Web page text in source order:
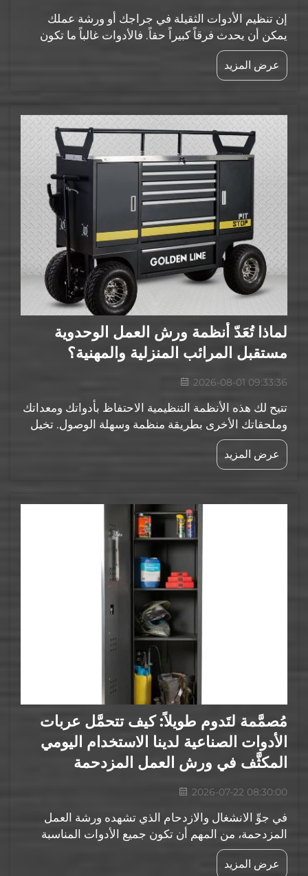
إن تنظيم الأدوات الثقيلة في جراجك أو ورشة عملك
يمكن أن يحدث فرقاً كبيراً حقاً. فالأدوات غالباً ما تكون
ضخمةً وثقيلةً، وتسبب إزعاجاً شديداً عندما لا تُخزن بشكلٍ
صحيح. ويؤدي وجود نظام تخزين جيد إلى رفع كفاءتك.
وإذا كانت لديك أجهزة...
عرض المزيد
لماذا تُعَدّ أنظمة ورش العمل الوحدوية
مستقبل المرائب المنزلية والمهنية؟
2026-08-01 09:33:36
تتيح لك هذه الأنظمة التنظيمية الاحتفاظ بأدواتك ومعداتك
وملحقاتك الأخرى بطريقة منظمة وسهلة الوصول. تخيل
دخولك مرآبًا يكون فيه لكل مفتاح مكانٌ مخصص، وتتوفر
فيه مساحة كافية للعمل دون الشعور بالضيق. وهنا تكمن
أهمية أنظمة ورش العمل القابلة للتعديل...
عرض المزيد
مُصمَّمة لتَدوم طويلاً: كيف تتحمَّل عربات
الأدوات الصناعية لدينا الاستخدام اليومي
المكثَّف في ورش العمل المزدحمة
2026-07-22 08:30:00
في جوِّ الانشغال والازدحام الذي تشهده ورشة العمل
المزدحمة، من المهم أن تكون جميع الأدوات المناسبة
متاحةً عند الحاجة. لكن من المهم أيضاً الحفاظ على تنظيم
هذه الأدوات وسلامتها. ولهذا الغرض بالذات تُستخدَم
عرض المزيد